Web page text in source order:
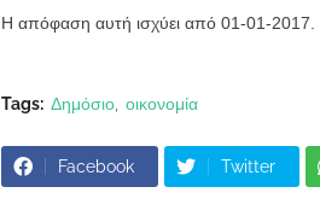
Η απόφαση αυτή ισχύει από 01-01-2017.
Tags: Δημόσιο οικονομία
Facebook Twitter